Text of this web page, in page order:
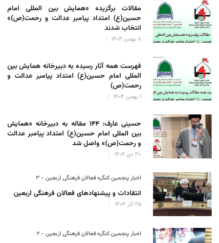
مقالات برگزیده «همایش بین المللی امام
حسین(ع) امتداد پیامبر عدالت و رحمت(ص)»
انتخاب شدند
۸ بهمن ۱۴۰۴
فهرست همه آثار رسیده به دبیرخانه همایش بین
المللی امام حسین(ع) امتداد پیامبر عدالت و
رحمت(ص)
۱ بهمن ۱۴۰۴
حسینی عارف: ۱۴۴ مقاله به دبیرخانه «همایش
بین المللی امام حسین(ع) امتداد پیامبر عدالت
و رحمت(ص)» واصل شد
۳۰ دی ۱۴۰۴
اخبار پنجمین کنگره فعالان فرهنگی اربعین - ۳
انتقادات و پیشنهادهای فعالان فرهنگی اربعین
۲۵ آذر ۱۴۰۴
اخبار پنجمین کنگره فعالان فرهنگی اربعین - ۲